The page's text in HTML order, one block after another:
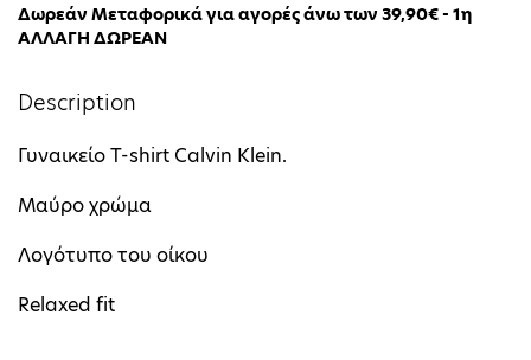
Δωρεάν Μεταφορικά για αγορές άνω των 39,90€ - 1η
ΑΛΛΑΓΗ ΔΩΡΕΑΝ
Description
Γυναικείο T-shirt Calvin Klein.
Μαύρο χρώμα
Λογότυπο του οίκου
Relaxed fit